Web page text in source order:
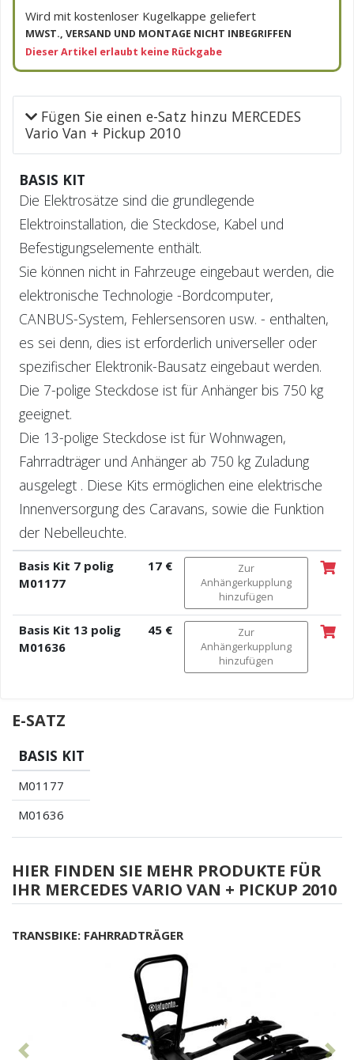
Wird mit kostenloser Kugelkappe geliefert
MWST., VERSAND UND MONTAGE NICHT INBEGRIFFEN
Dieser Artikel erlaubt keine Rückgabe
Fügen Sie einen e-Satz hinzu MERCEDES
Vario Van + Pickup 2010
BASIS KIT
Die Elektrosätze sind die grundlegende
Elektroinstallation, die Steckdose, Kabel und
Befestigungselemente enthält.
Sie können nicht in Fahrzeuge eingebaut werden, die
elektronische Technologie -Bordcomputer,
CANBUS-System, Fehlersensoren usw. - enthalten,
es sei denn, dies ist erforderlich universeller oder
spezifischer Elektronik-Bausatz eingebaut werden.
Die 7-polige Steckdose ist für Anhänger bis 750 kg
geeignet.
Die 13-polige Steckdose ist für Wohnwagen,
Fahrradträger und Anhänger ab 750 kg Zuladung
ausgelegt . Diese Kits ermöglichen eine elektrische
Innenversorgung des Caravans, sowie die Funktion
der Nebelleuchte.
Basis Kit 7 polig
M01177
17 €
Zur
Anhängerkupplung
hinzufügen
Basis Kit 13 polig
M01636
45 €
Zur
Anhängerkupplung
hinzufügen
E-SATZ
BASIS KIT
M01177
M01636
HIER FINDEN SIE MEHR PRODUKTE FÜR
IHR MERCEDES VARIO VAN + PICKUP 2010
TRANSBIKE: FAHRRADTRÄGER